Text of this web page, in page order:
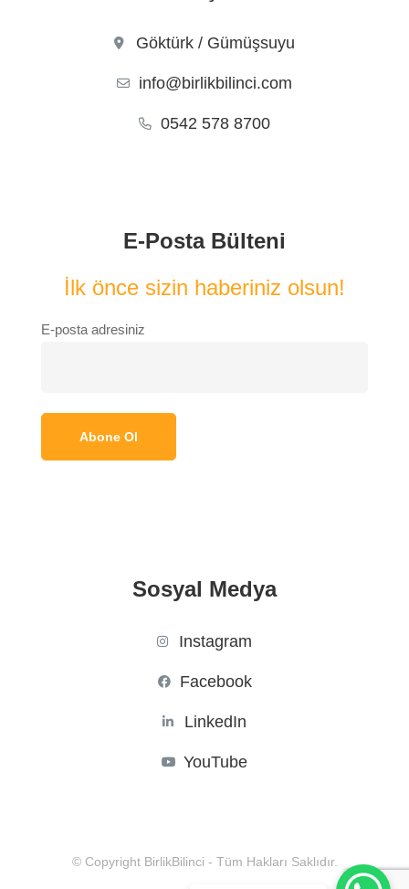
Göktürk / Gümüşsuyu
info@birlikbilinci.com
0542 578 8700
E-Posta Bülteni
İlk önce sizin haberiniz olsun!
E-posta adresiniz
Sosyal Medya
Instagram
Facebook
LinkedIn
YouTube
© Copyright BirlikBilinci - Tüm Hakları Saklıdır.